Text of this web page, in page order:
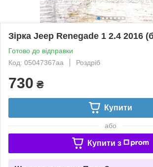
Зірка Jeep Renegade 1 2.4 2016
Готово до відправки
Код: 05047367aa
Роздріб
730 ₴
Купити
або
Купити з